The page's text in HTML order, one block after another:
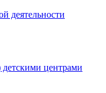
деятельности
центрами